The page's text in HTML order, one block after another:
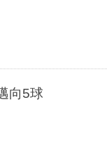
向5球